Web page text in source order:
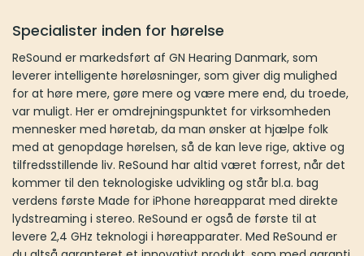
Specialister inden for hørelse
ReSound er markedsført af GN Hearing Danmark, som
leverer intelligente høreløsninger, som giver dig mulighed
for at høre mere, gøre mere og være mere end, du troede,
var muligt. Her er omdrejningspunktet for virksomheden
mennesker med høretab, da man ønsker at hjælpe folk
med at genopdage hørelsen, så de kan leve rige, aktive og
tilfredsstillende liv. ReSound har altid været forrest, når det
kommer til den teknologiske udvikling og står bl.a. bag
verdens første Made for iPhone høreapparat med direkte
lydstreaming i stereo. ReSound er også de første til at
levere 2,4 GHz teknologi i høreapparater. Med ReSound er